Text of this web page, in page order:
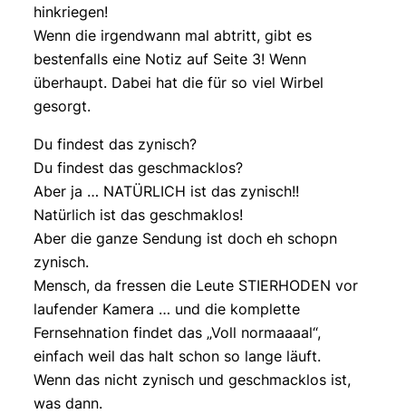
hinkriegen!
Wenn die irgendwann mal abtritt, gibt es
bestenfalls eine Notiz auf Seite 3! Wenn
überhaupt. Dabei hat die für so viel Wirbel
gesorgt.
Du findest das zynisch?
Du findest das geschmacklos?
Aber ja … NATÜRLICH ist das zynisch!!
Natürlich ist das geschmaklos!
Aber die ganze Sendung ist doch eh schopn
zynisch.
Mensch, da fressen die Leute STIERHODEN vor
laufender Kamera … und die komplette
Fernsehnation findet das „Voll normaaaal“,
einfach weil das halt schon so lange läuft.
Wenn das nicht zynisch und geschmacklos ist,
was dann.